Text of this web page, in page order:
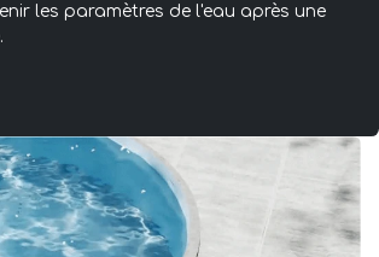
les paramètres de l'eau après une